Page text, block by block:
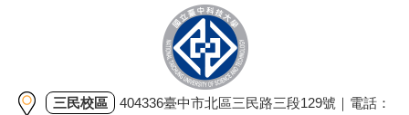
三民校區 404336臺中市北區三民路三段129號｜電話：